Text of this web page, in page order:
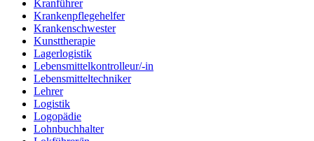
Kranführer
Krankenpflegehelfer
Krankenschwester
Kunsttherapie
Lagerlogistik
Lebensmittelkontrolleur/-in
Lebensmitteltechniker
Lehrer
Logistik
Logopädie
Lohnbuchhalter